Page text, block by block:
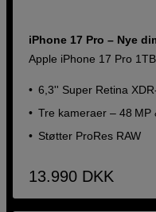
iPhone 17 Pro – Nye
Apple iPhone 17 Pro
6,3'' Super Retina
Tre kameraer – 48 MP
Støtter ProRes RAW
13.990 DKK